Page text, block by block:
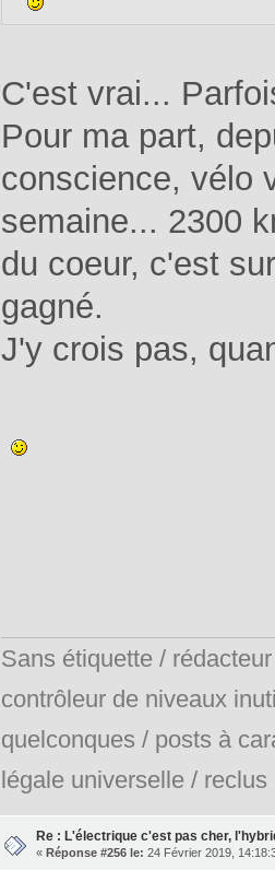
C'est vrai...
Pour ma part,
conscience, vélo
semaine... 2300
du coeur, c'est
gagné.
J'y crois pas,
Sans étiquette /
contrôleur de niveaux
quelconques / posts à
légale universelle / reclus
Re : L'électrique c'est pas cher,
« Réponse #256 le: 24 Février 2019,